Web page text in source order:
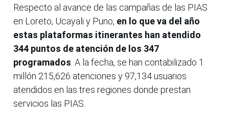
Respecto al avance de las campañas de las PIAS
en Loreto, Ucayali y Puno, en lo que va del año
estas plataformas itinerantes han atendido
344 puntos de atención de los 347
programados . A la fecha, se han contabilizado 1
millón 215,626 atenciones y 97,134 usuarios
atendidos en las tres regiones donde prestan
servicios las PIAS.